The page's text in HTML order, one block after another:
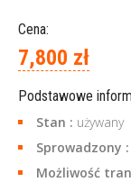
Cena:
7,800 zł
Podstawowe
Stan : używany
Sprowadzony :
Możliwość